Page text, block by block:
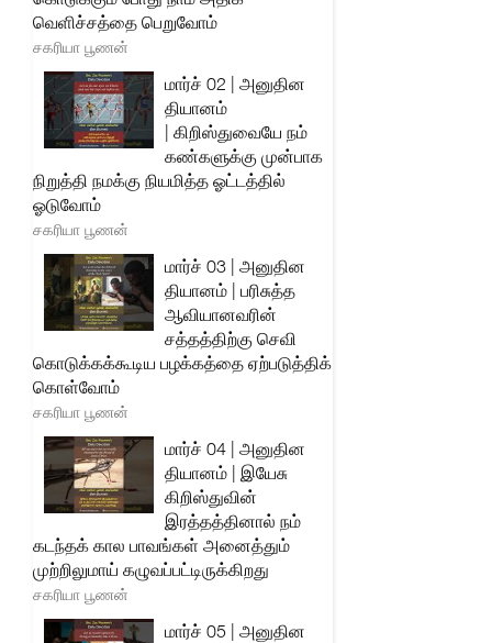
வெளிச்சத்தை பெறுவோம்
சகரியா பூணன்
மார்ச் 02 | அனுதின
தியானம்
| கிறிஸ்துவையே நம்
கண்களுக்கு முன்பாக
நிறுத்தி நமக்கு நியமித்த ஓட்டத்தில்
ஓடுவோம்
சகரியா பூணன்
மார்ச் 03 | அனுதின
தியானம் | பரிசுத்த
ஆவியானவரின்
சத்தத்திற்கு செவி
கொடுக்கக்கூடிய பழக்கத்தை ஏற்படுத்திக்
கொள்வோம்
சகரியா பூணன்
மார்ச் 04 | அனுதின
தியானம் | இயேசு
கிறிஸ்துவின்
இரத்தத்தினால் நம்
கடந்தக் கால பாவங்கள் அனைத்தும்
முற்றிலுமாய் கழுவப்பட்டிருக்கிறது
சகரியா பூணன்
மார்ச் 05 | அனுதின